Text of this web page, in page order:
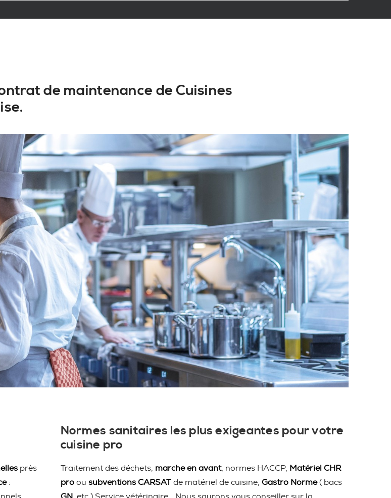
de maintenance de Cuisines
près
:
Normes sanitaires les plus exigeantes pour votre
cuisine pro
Traitement des déchets, marche en avant, normes HACCP,
Matériel CHR
pro ou subventions CARSAT de matériel de cuisine, Gastro Norme( bacs